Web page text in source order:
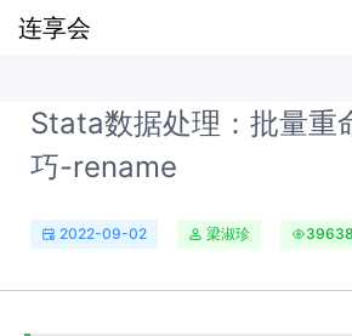
连享会
Stata数据处理：批量重
巧-rename
2022-09-02 梁淑珍 39638